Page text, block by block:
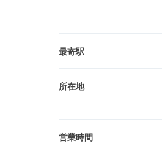
最寄駅
所在地
営業時間